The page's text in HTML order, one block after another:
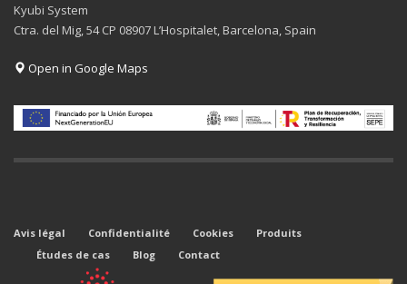
Kyubi System
Ctra. del Mig, 54 CP 08907 L’Hospitalet, Barcelona, Spain
Open in Google Maps
Avis légal Confidentialité Cookies
Produits
Études de cas
Blog Contact